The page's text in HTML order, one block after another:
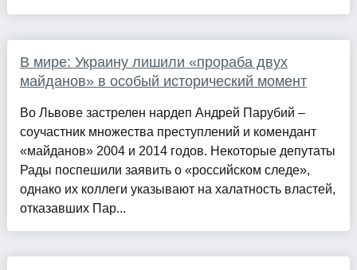
В мире: Украину лишили «прораба двух
майданов» в особый исторический момент
Во Львове застрелен нардеп Андрей Парубий –
соучастник множества преступлений и комендант
«майданов» 2004 и 2014 годов. Некоторые депутаты
Рады поспешили заявить о «российском следе»,
однако их коллеги указывают на халатность властей,
отказавших Пар...